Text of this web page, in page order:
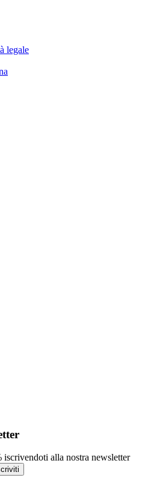
legale
alla nostra newsletter